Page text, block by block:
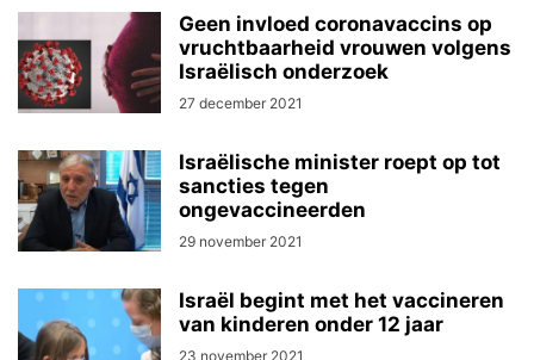
Geen invloed coronavaccins op
vruchtbaarheid vrouwen volgens
Israëlisch onderzoek
27 december 2021
Israëlische minister roept op tot
sancties tegen
ongevaccineerden
29 november 2021
Israël begint met het vaccineren
van kinderen onder 12 jaar
23 november 2021